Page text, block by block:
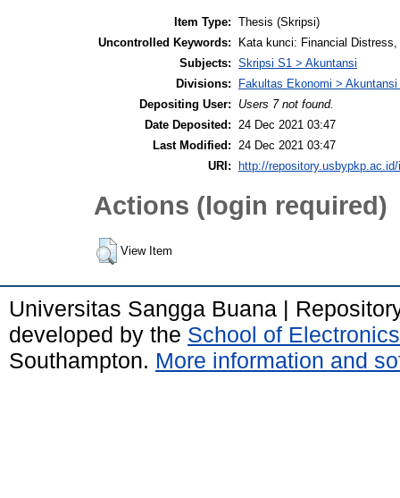
Item Type: Thesis (Skripsi)
Uncontrolled Keywords:
Kata kunci: Financial
Subjects: Skripsi S1 > Akuntansi
Divisions:
Fakultas Ekonomi > Akuntansi
Depositing User:
Users 7 not found.
Date Deposited:
24 Dec 2021 03:47
Last Modified:
24 Dec 2021 03:47
URI:
http://
Actions (login required)
View Item
Universitas Sangga Buana |
developed by the School of
Southampton. More information and